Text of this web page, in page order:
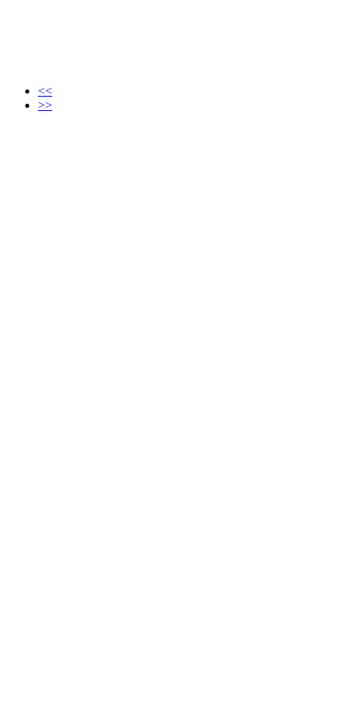
<<
>>